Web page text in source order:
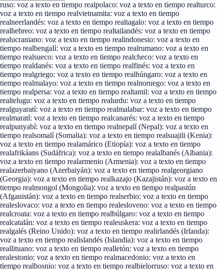
ruso: voz a texto en tiempo realpolaco: voz a texto en tiempo realturco:
voz a texto en tiempo realvietnamita: voz a texto en tiempo
realneerlandés: voz a texto en tiempo realtagalo: voz a texto en tiempo
realhebreo: voz a texto en tiempo realtailandés: voz a texto en tiempo
realucraniano: voz a texto en tiempo realindonesio: voz a texto en
tiempo realbengalí: voz a texto en tiempo realrumano: voz a texto en
tiempo realsueco: voz a texto en tiempo realcheco: voz a texto en
tiempo realdanés: voz a texto en tiempo realfinés: voz a texto en
tiempo realgriego: voz a texto en tiempo realhúngaro: voz a texto en
tiempo realmalayo: voz a texto en tiempo realnoruego: voz a texto en
tiempo realpersa: voz a texto en tiempo realtamil: voz a texto en tiempo
realtelugu: voz a texto en tiempo realurdu: voz a texto en tiempo
realguyaratí: voz a texto en tiempo realmalabar: voz a texto en tiempo
realmaratí: voz a texto en tiempo realcanarés: voz a texto en tiempo
realpunyabí: voz a texto en tiempo realnepalí (Nepal): voz a texto en
tiempo realsomalí (Somalia): voz a texto en tiempo realsuajili (Kenia):
voz a texto en tiempo realamárico (Etiopía): voz a texto en tiempo
realafrikáans (Sudáfrica): voz a texto en tiempo realalbanés (Albania):
voz a texto en tiempo realarmenio (Armenia): voz a texto en tiempo
realazerbaiyano (Azerbaiyán): voz a texto en tiempo realgeorgiano
(Georgia): voz a texto en tiempo realkazajo (Kazajistán): voz a texto en
tiempo realmongol (Mongolia): voz a texto en tiempo realpastún
(Afganistán): voz a texto en tiempo realserbio: voz a texto en tiempo
realeslovaco: voz a texto en tiempo realesloveno: voz a texto en tiempo
realcroata: voz a texto en tiempo realbúlgaro: voz a texto en tiempo
realcatalán: voz a texto en tiempo realeuskera: voz a texto en tiempo
realgalés (Reino Unido): voz a texto en tiempo realirlandés (Irlanda):
voz a texto en tiempo realislandés (Islandia): voz a texto en tiempo
reallituano: voz a texto en tiempo realletón: voz a texto en tiempo
realestonio: voz a texto en tiempo realmacedonio: voz a texto en
tiempo realbosnio: voz a texto en tiempo realbielorruso: voz a texto en